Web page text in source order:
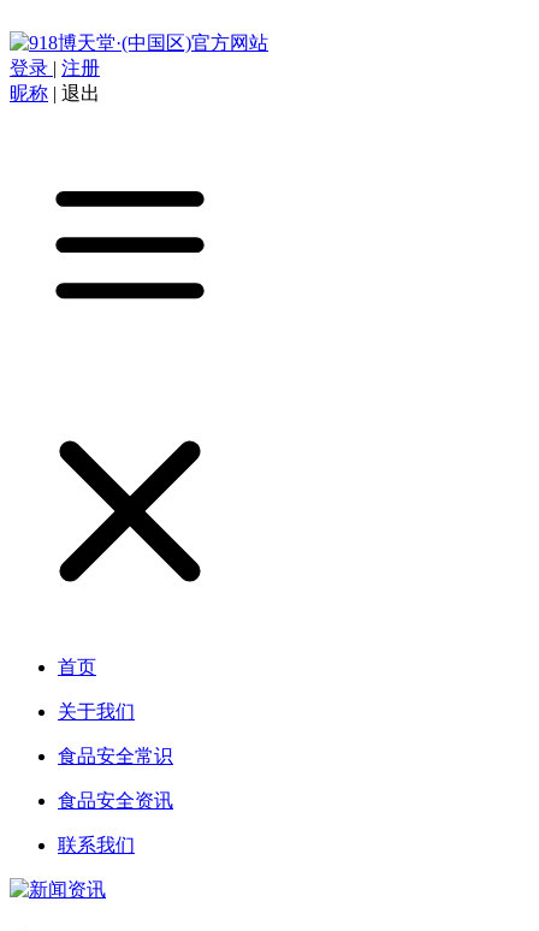
登录 | 注册
昵称 | 退出
首页
关于我们
食品安全常识
食品安全资讯
联系我们